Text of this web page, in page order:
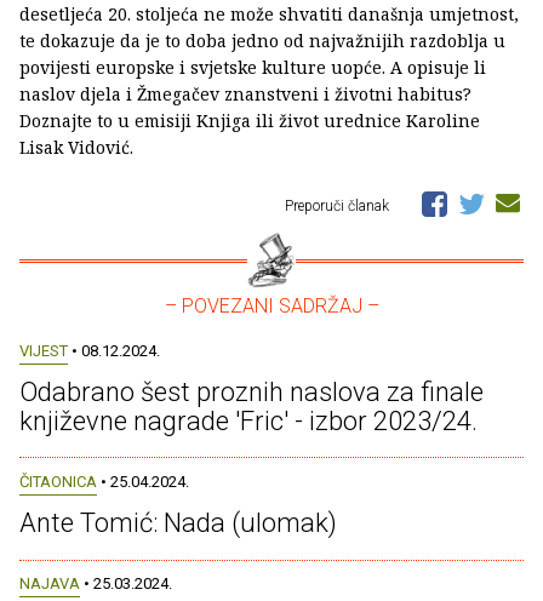
desetljeća 20. stoljeća ne može shvatiti današnja umjetnost,
te dokazuje da je to doba jedno od najvažnijih razdoblja u
povijesti europske i svjetske kulture uopće. A opisuje li
naslov djela i Žmegačev znanstveni i životni habitus?
Doznajte to u emisiji Knjiga ili život urednice Karoline
Lisak Vidović.
Preporuči članak
– POVEZANI SADRŽAJ –
VIJEST • 08.12.2024.
Odabrano šest proznih naslova za finale
književne nagrade 'Fric' - izbor 2023/24.
ČITAONICA • 25.04.2024.
Ante Tomić: Nada (ulomak)
NAJAVA • 25.03.2024.